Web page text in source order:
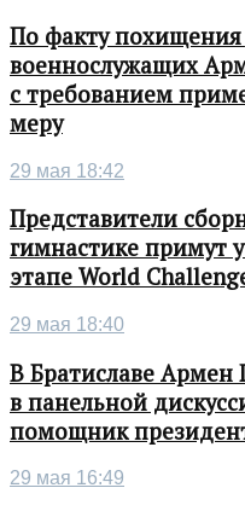
По факту похищения
военнослужащих
с требованием
меру
29 мая 18:42
Представители
гимнастике примут
этапе World
29 мая 18:40
В Братиславе Армен
в панельной
помощник
29 мая 16:49